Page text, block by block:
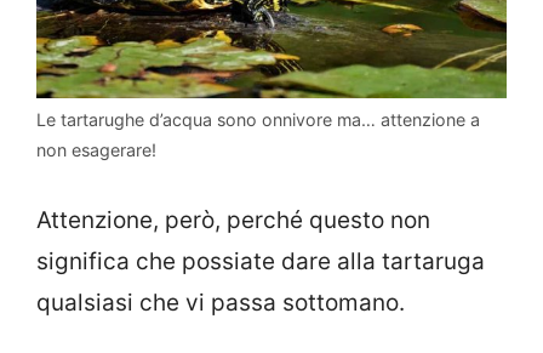
Le tartarughe d’acqua sono onnivore ma… attenzione a
non esagerare!
Attenzione, però, perché questo non
significa che possiate dare alla tartaruga
qualsiasi che vi passa sottomano.